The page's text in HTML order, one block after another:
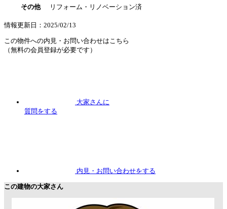
その他
リフォーム・リノベーション済
情報更新日：2025/02/13
この物件への内見・お問い合わせはこちら
（無料の会員登録が必要です）
大家さんに
質問をする
内見 ・お問い合わせをする
この建物の大家さん